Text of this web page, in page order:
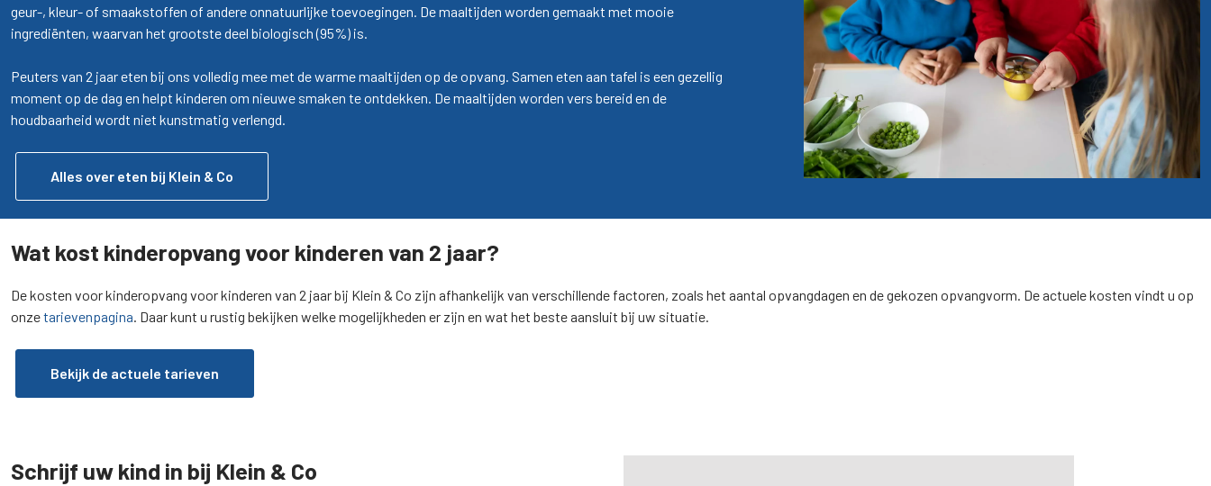
geur-, kleur- of smaakstoffen of andere onnatuurlijke toevoegingen. De maaltijden worden gemaakt met mooie
ingrediënten, waarvan het grootste deel biologisch (95%) is.
Peuters van 2 jaar eten bij ons volledig mee met de warme maaltijden op de opvang. Samen eten aan tafel is een gezellig
moment op de dag en helpt kinderen om nieuwe smaken te ontdekken. De maaltijden worden vers bereid en de
houdbaarheid wordt niet kunstmatig verlengd.
Alles over eten bij Klein & Co
Wat kost kinderopvang voor kinderen van 2 jaar?
De kosten voor kinderopvang voor kinderen van 2 jaar bij Klein & Co zijn afhankelijk van verschillende factoren, zoals het aantal opvangdagen en de gekozen opvangvorm. De actuele kosten vindt u op
onzetarievenpagina. Daar kunt u rustig bekijken welke mogelijkheden er zijn en wat het beste aansluit bij uw situatie.
Bekijk de actuele tarieven
Schrijf uw kind in bij Klein & Co